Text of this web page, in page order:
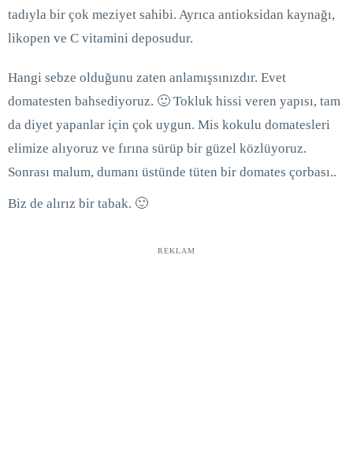
tadıyla bir çok meziyet sahibi. Ayrıca antioksidan kaynağı,
likopen ve C vitamini deposudur.
Hangi sebze olduğunu zaten anlamışsınızdır. Evet
domatesten bahsediyoruz. 🙂 Tokluk hissi veren yapısı, tam
da diyet yapanlar için çok uygun. Mis kokulu domatesleri
elimize alıyoruz ve fırına sürüp bir güzel közlüyoruz.
Sonrası malum, dumanı üstünde tüten bir domates çorbası..
Biz de alırız bir tabak. 🙂
REKLAM